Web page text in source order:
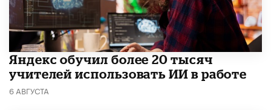
​Яндекс обучил более 20 тысяч
учителей использовать ИИ в работе
6 АВГУСТА